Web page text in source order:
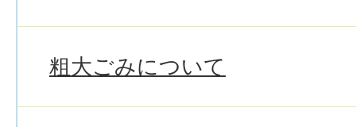
粗大ごみについて